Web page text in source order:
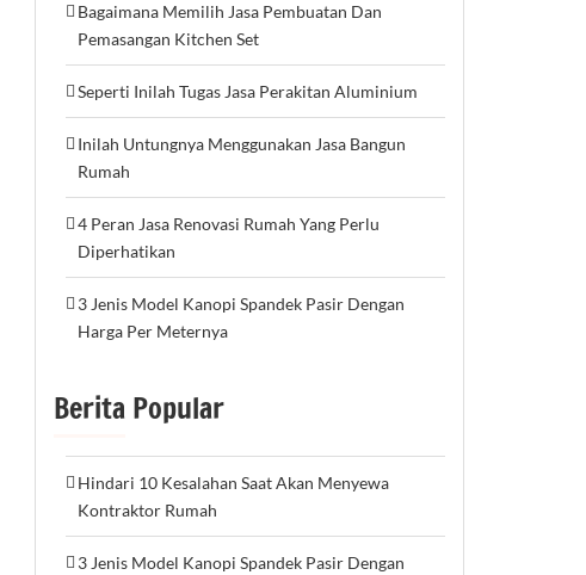
Bagaimana Memilih Jasa Pembuatan Dan
Pemasangan Kitchen Set
Seperti Inilah Tugas Jasa Perakitan Aluminium
Inilah Untungnya Menggunakan Jasa Bangun
Rumah
4 Peran Jasa Renovasi Rumah Yang Perlu
Diperhatikan
3 Jenis Model Kanopi Spandek Pasir Dengan
Harga Per Meternya
Berita Popular
Hindari 10 Kesalahan Saat Akan Menyewa
Kontraktor Rumah
3 Jenis Model Kanopi Spandek Pasir Dengan